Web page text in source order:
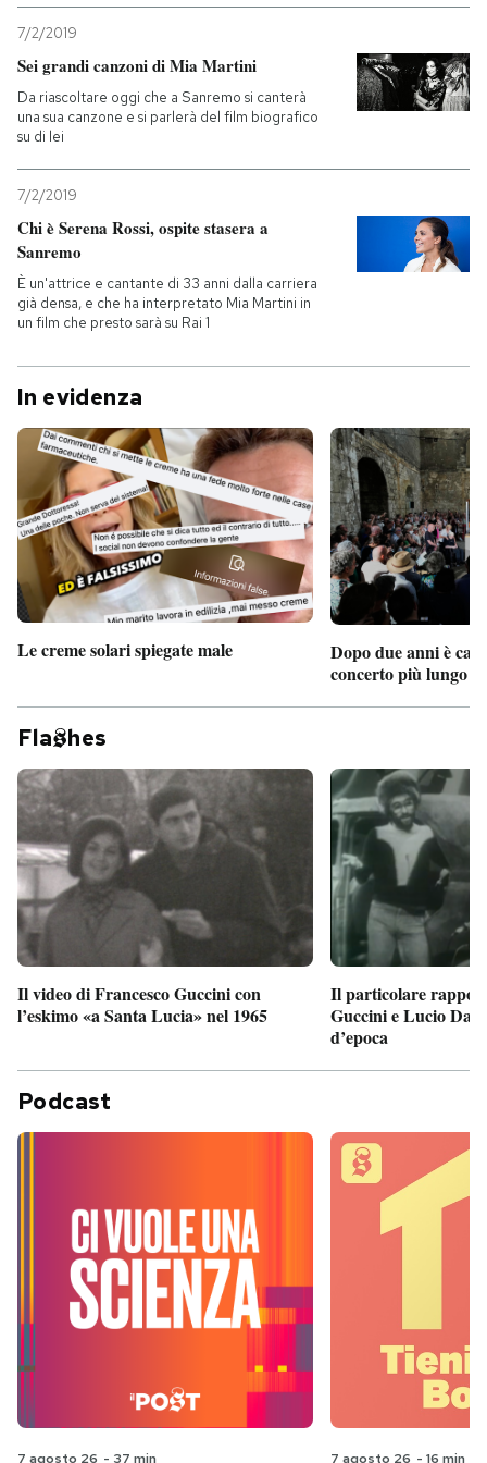
PODCAST
NEWSLETTER
I MIEI PREFERITI
SHOP
CALENDARIO
AREA PERSONALE
Entra
7/2/2019
Sei grandi canzoni di Mia Martini
Da riascoltare oggi che a Sanremo si canterà
una sua canzone e si parlerà del film biografico
su di lei
7/2/2019
Chi è Serena Rossi, ospite stasera a
Sanremo
È un'attrice e cantante di 33 anni dalla carriera
già densa, e che ha interpretato Mia Martini in
un film che presto sarà su Rai 1
In evidenza
Le creme solari spiegate male
Dopo due anni è
concerto più lungo
Fla hes
Il video di Francesco Guccini con
l’eskimo «a Santa Lucia» nel 1965
Il particolare
Guccini e Lucio
d’epoca
Podcast
7 agosto 26 - 37 min 7 agosto 26 - 16 min